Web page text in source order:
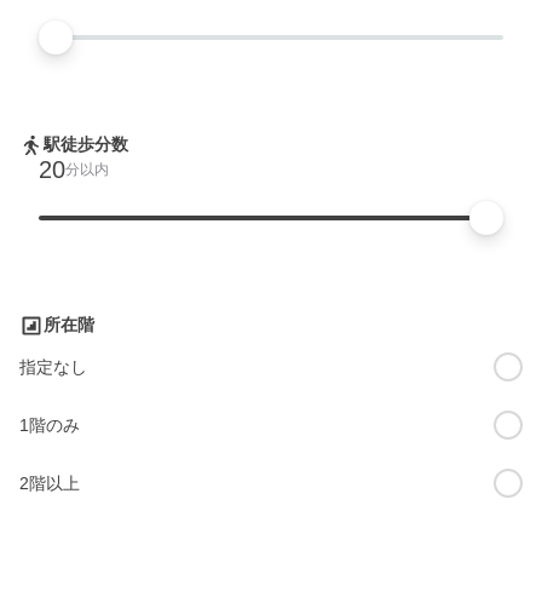
駅徒歩分数
20分以内
所在階
指定なし
1階のみ
2階以上